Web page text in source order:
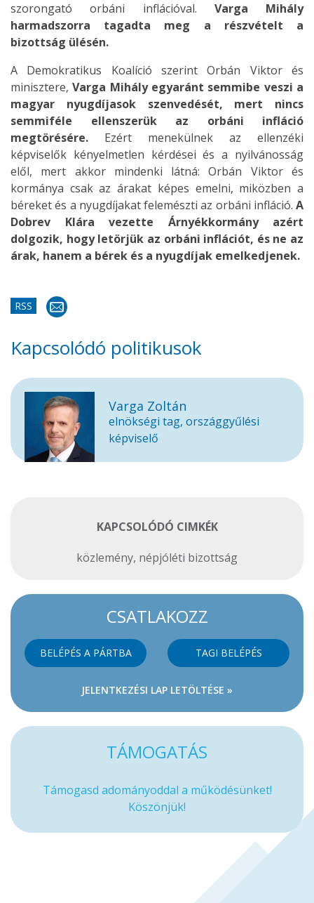
szorongató orbáni inflációval. Varga Mihály
harmadszorra tagadta meg a részvételt a
bizottság ülésén.
A Demokratikus Koalíció szerint Orbán Viktor és
minisztere, Varga Mihály egyaránt semmibe veszi a
magyar nyugdíjasok szenvedését, mert nincs
semmiféle ellenszerük az orbáni infláció
megtörésére. Ezért menekülnek az ellenzéki
képviselők kényelmetlen kérdései és a nyilvánosság
elől, mert akkor mindenki látná: Orbán Viktor és
kormánya csak az árakat képes emelni, miközben a
béreket és a nyugdíjakat felemészti az orbáni infláció. A
Dobrev Klára vezette Árnyékkormány azért
dolgozik, hogy letörjük az orbáni inflációt, és ne az
árak, hanem a bérek és a nyugdíjak emelkedjenek.
RSS
Kapcsolódó politikusok
Varga Zoltán
elnökségi tag, országgyűlési
képviselő
KAPCSOLÓDÓ CIMKÉK
közlemény, népjóléti bizottság
CSATLAKOZZ
BELÉPÉS A PÁRTBA TAGI BELÉPÉS
JELENTKEZÉSI LAP LETÖLTÉSE »
TÁMOGATÁS
Támogasd adományoddal a működésünket!
Köszönjük!